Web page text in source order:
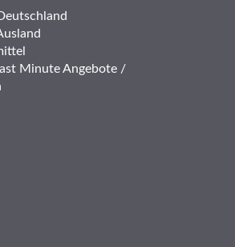
Minute Angebote /